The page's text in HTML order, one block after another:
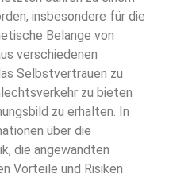
insbesondere für die
Belange von
verschiedenen
Selbstvertrauen zu
zu bieten
zu erhalten. In
über die
die angewandten
Vorteile und Risiken